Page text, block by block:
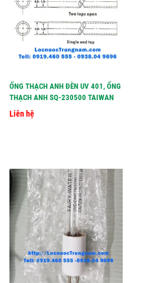
ỐNG THẠCH ANH ĐÈN UV 401, ỐNG
THẠCH ANH SQ-230500 TAIWAN
Liên hệ